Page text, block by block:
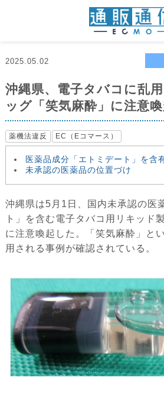
2025.05.02
沖縄県、電子タバコに乱
ッグ「笑気麻酔」に注意
薬機法違反 EC（Eコマース）
医薬品成分「エトミデート」を含
未承認の医薬品の位置づけ
沖縄県は5月1日、国内未承認の医
ト」を含む電子タバコ用リキッド
に注意喚起した。「笑気麻酔」と
用される事例が確認されている。